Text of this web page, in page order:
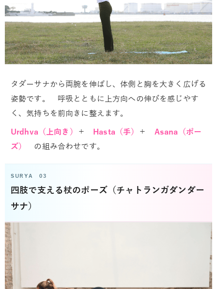
タダーサナから両腕を伸ばし、体側と胸を大きく広げる
姿勢です。 呼吸とともに上方向への伸びを感じやす
く、気持ちを前向きに整えます。
Urdhva（上向き） ＋ Hasta（手） ＋ Asana（ポー
ズ）
の組み合わせです。
SURYA 03
四肢で支える杖のポーズ（チャトランガダンダー
サナ）